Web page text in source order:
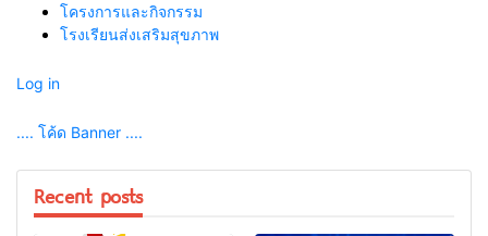
โครงการและกิจกรรม
โรงเรียนส่งเสริมสุขภาพ
Log in
.... โค้ด Banner ....
Recent posts